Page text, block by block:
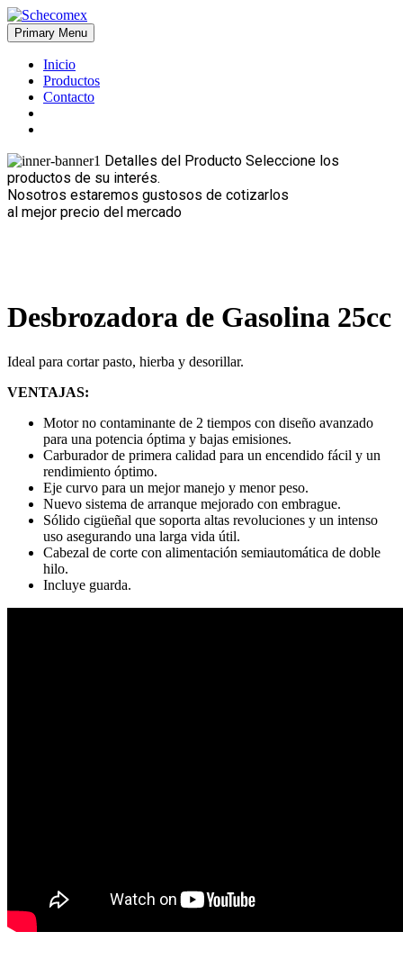
Skip
to
content
Schecomex
Herramientas, materiales y acabados para la construcción
Primary Menu
Inicio
Productos
Contacto
Detalles del Producto Seleccione los
productos de su interés.
Nosotros estaremos gustosos de cotizarlos
al mejor precio del mercado
Desbrozadora de Gasolina 25cc
Ideal para cortar pasto, hierba y desorillar.
VENTAJAS:
Motor no contaminante de 2 tiempos con diseño avanzado
para una potencia óptima y bajas emisiones.
Carburador de primera calidad para un encendido fácil y un
rendimiento óptimo.
Eje curvo para un mejor manejo y menor peso.
Nuevo sistema de arranque mejorado con embrague.
Sólido cigüeñal que soporta altas revoluciones y un intenso
uso asegurando una larga vida útil.
Cabezal de corte con alimentación semiautomática de doble
hilo.
Incluye guarda.